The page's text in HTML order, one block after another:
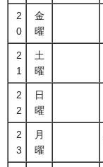
2
0
金
曜
2
1
土
曜
2
2
日
曜
2
3
月
曜